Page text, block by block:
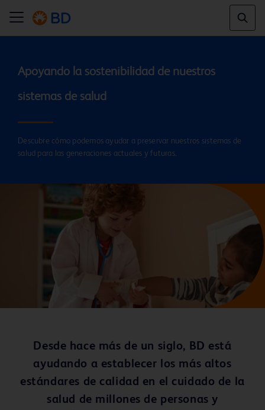
Apoyando la sostenibilidad de nuestros
Descubre cómo podemos ayudar a preservar nuestros sistemas de
salud para las generaciones actuales y futuras.
Desde hace más de un siglo, BD está
ayudando a establecer los más altos
estándares de calidad en el cuidado de la
salud de millones de personas y